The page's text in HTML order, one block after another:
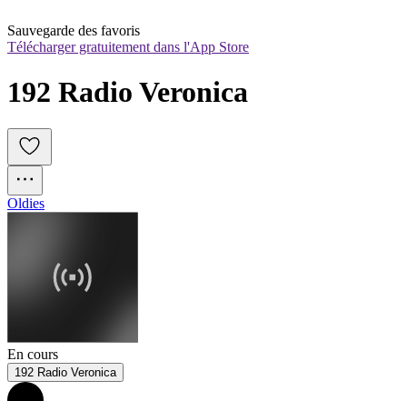
Sauvegarde des favoris
Télécharger gratuitement dans l'App Store
192 Radio Veronica
Oldies
En cours
192 Radio Veronica